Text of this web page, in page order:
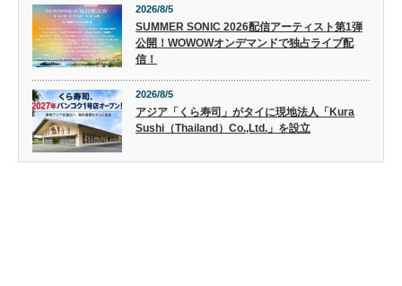
2026/8/5
SUMMER SONIC 2026配信アーティスト第1弾
公開！WOWOWオンデマンドで独占ライブ配
信！
2026/8/5
アジア「くら寿司」がタイに現地法人「Kura
Sushi（Thailand）Co.,Ltd.」を設立